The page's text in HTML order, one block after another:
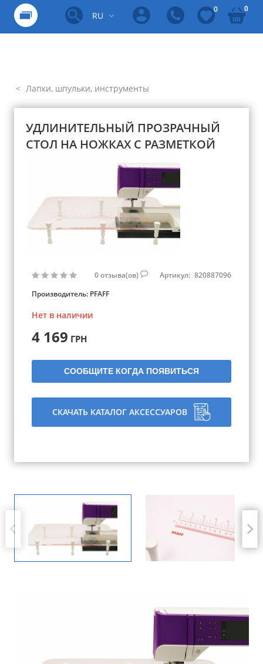
RU
0 0
Лапки, шпульки, инструменты
УДЛИНИТЕЛЬНЫЙ ПРОЗРАЧНЫЙ
СТОЛ НА НОЖКАХ С РАЗМЕТКОЙ
0отзыва(ов) Артикул: 820887096
Производитель: PFAFF
Нет в наличии
4 169 ГРН
СООБЩИТЕ КОГДА ПОЯВИТЬСЯ
СКАЧАТЬ КАТАЛОГ АКСЕССУАРОВ